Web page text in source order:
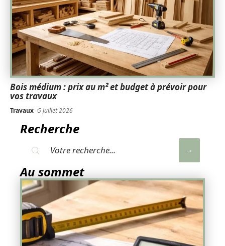
Bois médium : prix au m² et budget à prévoir pour
vos travaux
Travaux 5 juillet 2026
Recherche
Au sommet